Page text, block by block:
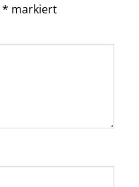
* markiert